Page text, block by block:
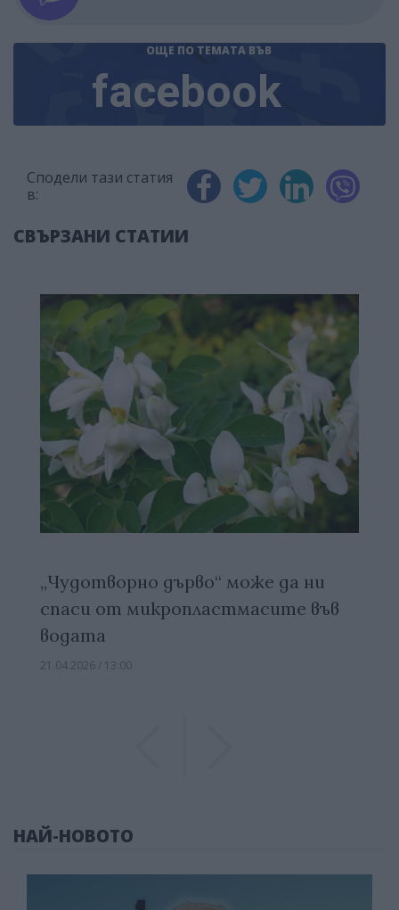
ОЩЕ ПО ТЕМАТА ВЪВ
facebook
Сподели тази статия
в:
СВЪРЗАНИ СТАТИИ
„Чудотворно дърво“ може да ни
спаси от микропластмасите във
водата
21.04.2026 / 13:00
НАЙ-НОВОТО